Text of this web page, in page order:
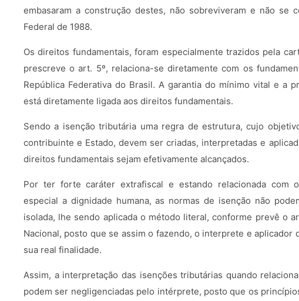
embasaram a construção destes, não sobreviveram e não se
Federal de 1988.
Os direitos fundamentais, foram especialmente trazidos pela
prescreve o art. 5º, relaciona-se diretamente com os
República Federativa do Brasil. A garantia do mínimo vital e a
está diretamente ligada aos direitos fundamentais.
Sendo a isenção tributária uma regra de estrutura, cujo
contribuinte e Estado, devem ser criadas, interpretadas e
direitos fundamentais sejam efetivamente alcançados.
Por ter forte caráter extrafiscal e estando relacionada com
especial a dignidade humana, as normas de isenção não
isolada, lhe sendo aplicada o método literal, conforme prevê o
Nacional, posto que se assim o fazendo, o interprete e aplicador
sua real finalidade.
Assim, a interpretação das isenções tributárias quando
podem ser negligenciadas pelo intérprete, posto que os